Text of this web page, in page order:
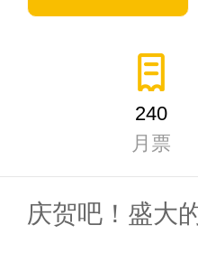
240
月票
庆贺吧！盛大